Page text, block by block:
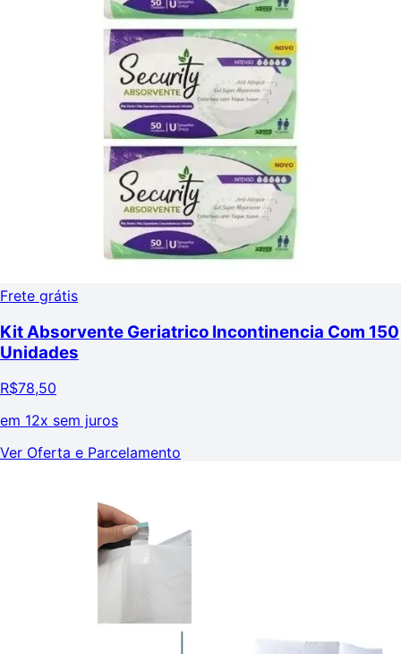
Frete grátis
Kit Absorvente Geriatrico Incontinencia Com 150
Unidades
R$78,50
em 12x sem juros
Ver Oferta e Parcelamento